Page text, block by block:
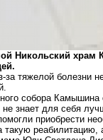
Никольский храм
тяжелой болезни
собора Камышина
знает для себя
приобрести
такую